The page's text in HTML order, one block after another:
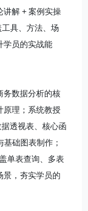
讲解 + 案例实操
具、方法、场
学员的实战能
务数据分析的核
原理；系统教授
透视表、核心函
础图表制作；
单表查询、多表
景，夯实学员的